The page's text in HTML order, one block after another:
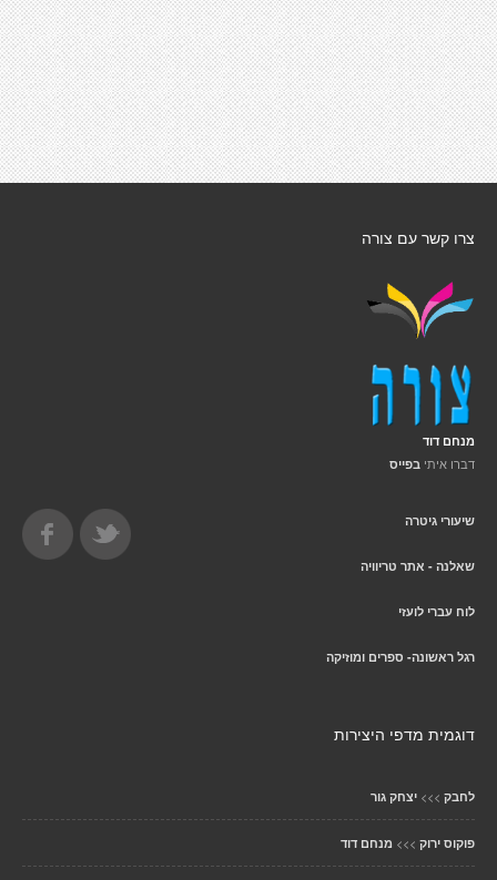
צרו קשר עם צורה
מנחם דוד
דברו איתי בפייס
שיעורי גיטרה
שאלנה - אתר טריוויה
לוח עברי לועזי
רגל ראשונה- ספרים ומוזיקה
דוגמית מדפי היצירות
לחבק >>> יצחק גור
פוקוס ירוק >>> מנחם דוד